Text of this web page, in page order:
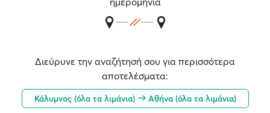
Διεύρυνε την αναζήτησή σου για περισσότερα
αποτελέσματα:
Κάλυμνος (όλα τα λιμάνια) Αθήνα (όλα τα λιμάνια)